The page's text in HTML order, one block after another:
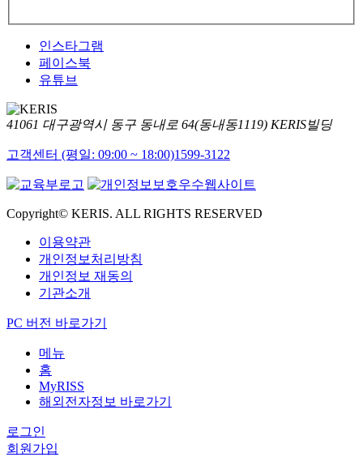
인스타그램
페이스북
유튜브
41061 대구광역시 동구 동내로 64(동내동1119) KERIS빌딩
고객센터 (평일: 09:00 ~ 18:00)1599-3122
Copyright© KERIS. ALL RIGHTS RESERVED
이용약관
개인정보처리방침
개인정보 재동의
기관소개
PC 버전 바로가기
메뉴
홈
MyRISS
해외전자정보 바로가기
로그인
회원가입